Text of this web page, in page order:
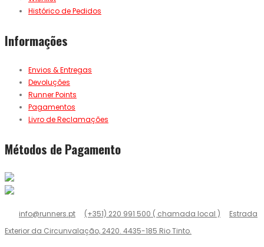
Histórico de Pedidos
Informações
Envios & Entregas
Devoluções
Runner Points
Pagamentos
Livro de Reclamações
Métodos de Pagamento
info@runners.pt (+351) 220 991 500 ( chamada local )
Estrada
Exterior da Circunvalação, 2420. 4435-185 Rio Tinto.